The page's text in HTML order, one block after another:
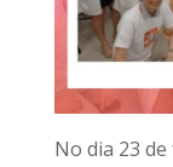
No dia 23